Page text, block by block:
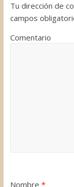
Tu dirección de
campos
Comentario
Nombre *